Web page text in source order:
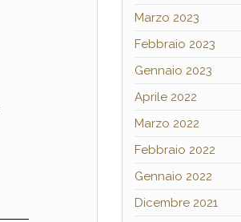
Marzo 2023
Febbraio 2023
Gennaio 2023
Aprile 2022
Marzo 2022
Febbraio 2022
Gennaio 2022
Dicembre 2021